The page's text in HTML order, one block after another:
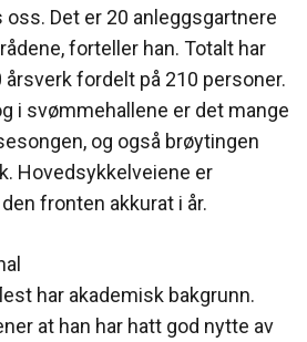
Det er 20 anleggsgartnere
forteller han. Totalt har
årsverk fordelt på 210 personer.
i svømmehallene er det mange
og også brøytingen
Hovedsykkelveiene er
fronten akkurat i år.
har akademisk bakgrunn.
at han har hatt god nytte av